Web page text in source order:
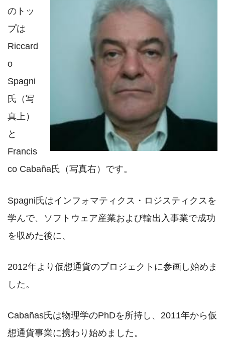
のトッ
プは
Riccard
o
Spagni
氏（写
真上）
と
Francis
co Cabaña氏（写真右）です。
Spagni氏はインフォマティクス・ロジスティクスを
学んで、ソフトウェア産業および輸出入事業で成功
を収めた後に、
2012年より仮想通貨のプロジェクトに参画し始めま
した。
Cabañas氏は物理学のPhDを所持し、2011年から仮
想通貨事業に携わり始めました。